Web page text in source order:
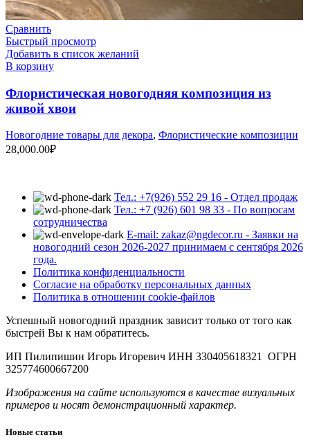
Сравнить
Быстрый просмотр
Добавить в список желаний
В корзину
Флористическая новогодняя композиция из
живой хвои
Новогодние товары для декора, Флористические композиции
28,000.00₽
Тел.: +7(926) 552 29 16 - Отдел продаж
Тел.: +7 (926) 601 98 33 - По вопросам
сотрудничества
E-mail: zakaz@ngdecor.ru - Заявки на
новогодний сезон 2026-2027 принимаем с сентября 2026
года.
Политика конфиденциальности
Согласие на обработку персональных данных
Политика в отношении cookie-файлов
Успешный новогодний праздник зависит только от того как
быстрей Вы к нам обратитесь.
ИП Пилипишин Игорь Игоревич ИНН 330405618321 ОГРН
325774600667200
Изображения на сайте используются в качестве визуальных
примеров и носят демонстрационный характер.
Новые статьи